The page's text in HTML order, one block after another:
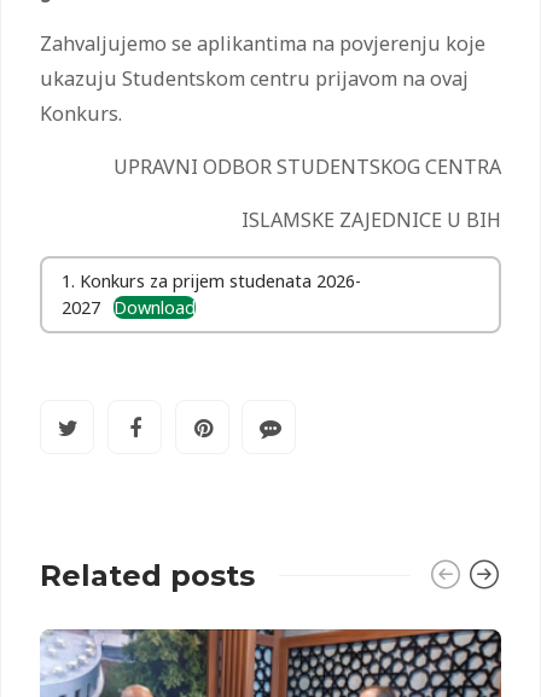
Zahvaljujemo se aplikantima na povjerenju koje
ukazuju Studentskom centru prijavom na ovaj
Konkurs.
UPRAVNI ODBOR STUDENTSKOG CENTRA
ISLAMSKE ZAJEDNICE U BIH
1. Konkurs za prijem studenata 2026-
2027 Download
Related posts